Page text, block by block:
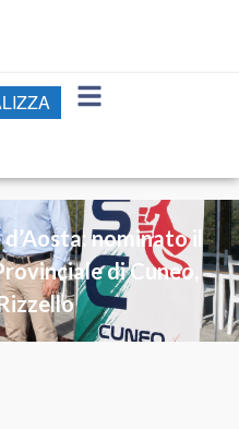
nominato il
di Cuneo,